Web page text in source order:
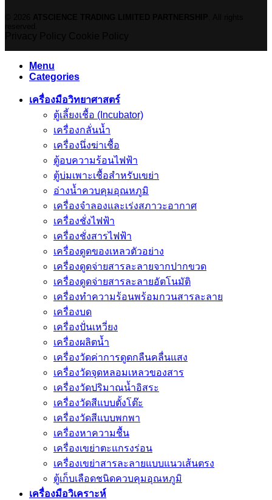
Menu
Categories
เครื่องมือวิทยาศาสตร์
ตู้เลี้ยงเชื้อ (Incubator)
เครื่องกลั่นน้ำ
เครื่องนึ่งฆ่าเชื้อ
ตู้อบความร้อนไฟฟ้า
ตู้บ่มเพาะเชื้อสำหรับเขย่า
อ่างน้ำควบคุมอุณหภูมิ
เครื่องจำลองและเร่งสภาวะอากาศ
เครื่องชั่งไฟฟ้า
เครื่องชั่งสารไฟฟ้า
เครื่องดูดของเหลวตัวอย่าง
เครื่องดูดจ่ายสารละลายจากปากขวด
เครื่องดูดจ่ายสารละลายอัตโนมัติ
เครื่องทำความร้อนพร้อมกวนสารละลาย
เครื่องบด
เครื่องปั่นเหวี่ยง
เครื่องผลิตน้ำ
เครื่องวัดค่าการดูดกลืนคลื่นแสง
เครื่องวัดจุดหลอมเหลวของสาร
เครื่องวัดปริมาณน้ำอิสระ
เครื่องวัดสีแบบตั้งโต๊ะ
เครื่องวัดสีแบบพกพา
เครื่องหาความชื้น
เครื่องเขย่าตะแกรงร่อน
เครื่องเขย่าสารละลายแบบแนวเส้นตรง
ตู้เก็บเลือดชนิดควบคุมอุณหภูมิ
เครื่องมือวิเคราะห์